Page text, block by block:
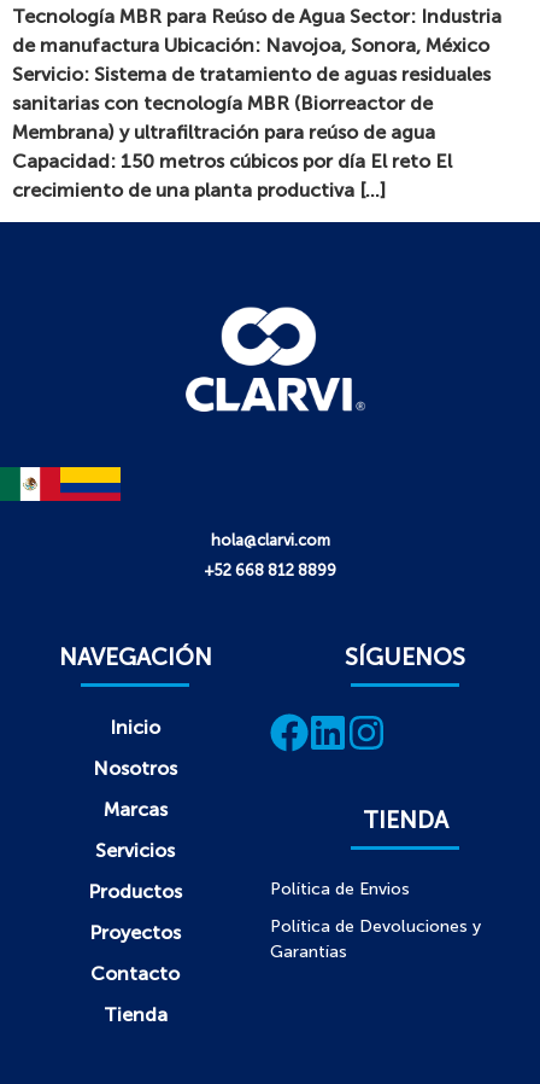
Tecnología MBR para Reúso de Agua Sector: Industria
de manufactura Ubicación: Navojoa, Sonora, México
Servicio: Sistema de tratamiento de aguas residuales
sanitarias con tecnología MBR (Biorreactor de
Membrana) y ultrafiltración para reúso de agua
Capacidad: 150 metros cúbicos por día El reto El
crecimiento de una planta productiva […]
hola@clarvi.com
+52 668 812 8899
NAVEGACIÓN
Inicio
Nosotros
Marcas
Servicios
Productos
Proyectos
Contacto
Tienda
SÍGUENOS
TIENDA
Política de Envios
Política de Devoluciones y
Garantías